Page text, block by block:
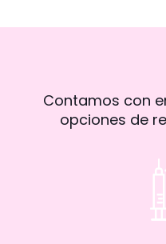
Contamos con
opciones de